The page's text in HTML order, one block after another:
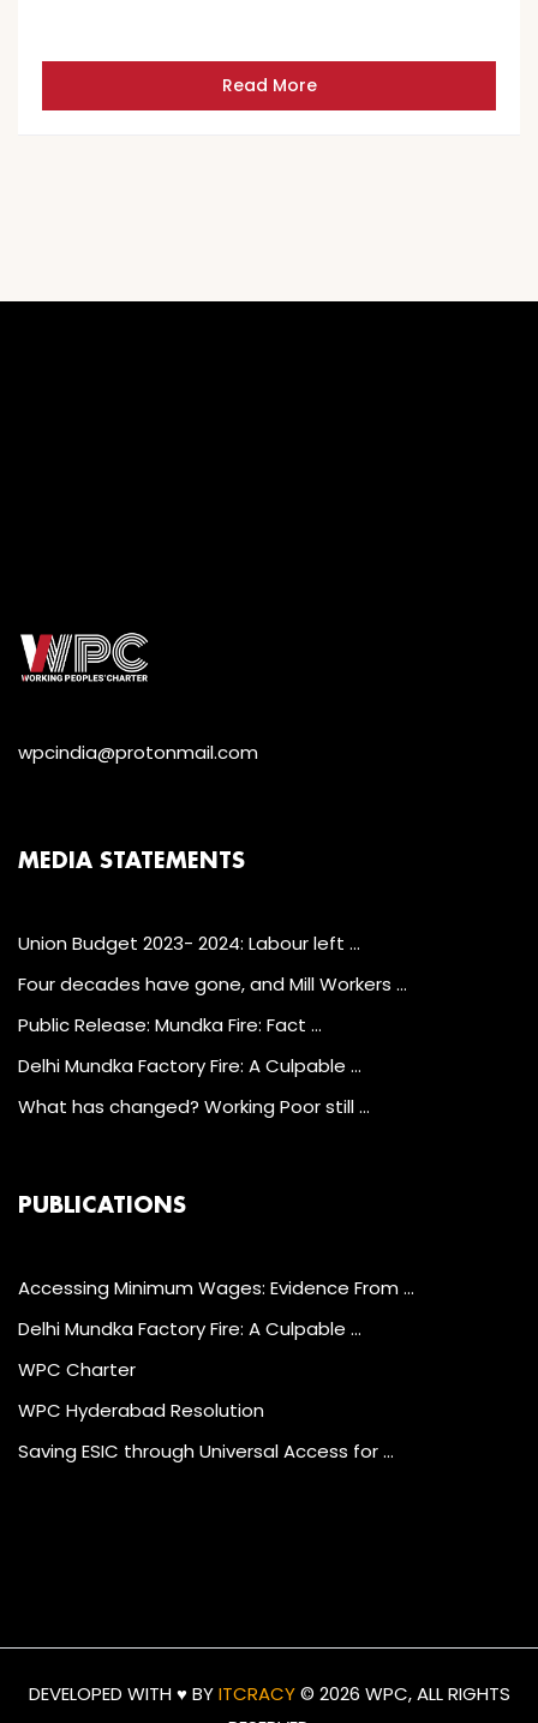
Read More
wpcindia@protonmail.com
MEDIA STATEMENTS
Union Budget 2023- 2024: Labour left …
Four decades have gone, and Mill Workers …
Public Release: Mundka Fire: Fact …
Delhi Mundka Factory Fire: A Culpable …
What has changed? Working Poor still …
PUBLICATIONS
Accessing Minimum Wages: Evidence From …
Delhi Mundka Factory Fire: A Culpable …
WPC Charter
WPC Hyderabad Resolution
Saving ESIC through Universal Access for …
DEVELOPED WITH ♥ BYITCRACY© 2026 WPC, ALL RIGHTS